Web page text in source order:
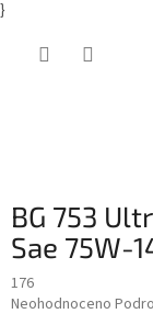
}
BG 753
Sae 75W-
176
Průměrné
Neohodnoceno